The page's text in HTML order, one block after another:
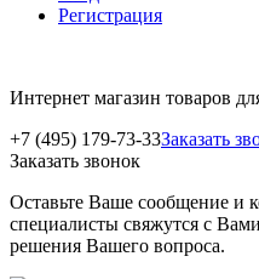
Регистрация
Интернет магазин товаров
+7 (495) 179-73-33Заказать
Заказать звонок
Оставьте Ваше сообщение и
специалисты свяжутся с
решения Вашего вопроса.